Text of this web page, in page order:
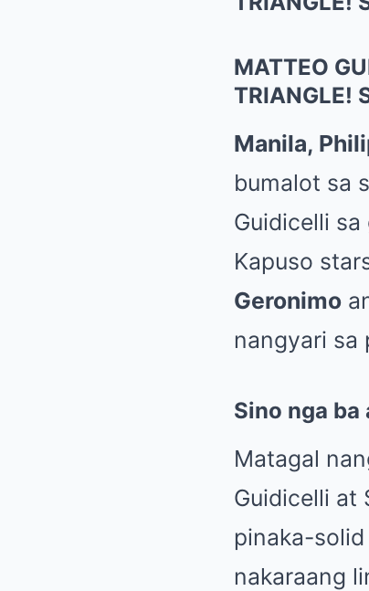
MATTEO
TRIANGLE!
Manila,
bumalot sa
Guidicelli
Kapuso
Geronimo
nangyari sa
Sino nga
Matagal
Guidicelli at
pinaka-
nakaraang